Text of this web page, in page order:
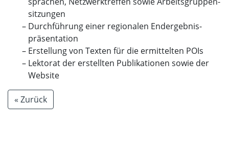
sitzungen
Durchführung einer regionalen Endergebnis-
präsentation
Erstellung von Texten für die ermittelten POIs
Lektorat der erstellten Publikationen sowie der
Website
« Zurück